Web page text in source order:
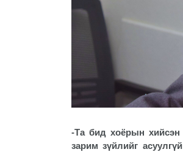
-Та бид хоёрын хийсэн
зарим зүйлийг